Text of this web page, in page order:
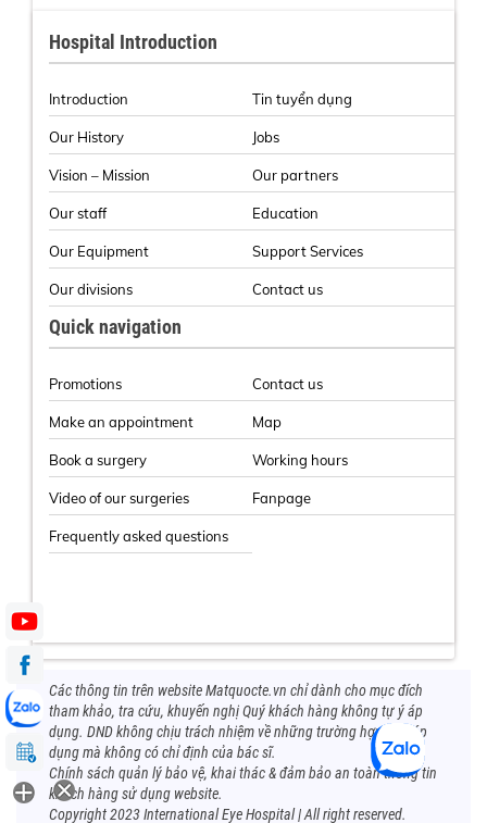
Hospital Introduction
Introduction
Our History
Vision – Mission
Our staff
Our Equipment
Our divisions
Tin tuyển dụng
Jobs
Our partners
Education
Support Services
Contact us
Quick navigation
Promotions
Make an appointment
Book a surgery
Video of our surgeries
Frequently asked questions
Contact us
Map
Working hours
Fanpage
Các thông tin trên website Matquocte.vn chỉ dành cho mục đích
tham khảo, tra cứu, khuyến nghị Quý khách hàng không tự ý áp
dụng. DND không chịu trách nhiệm về những trường hợp tự ý áp
dụng mà không có chỉ định của bác sĩ.
Chính sách quản lý bảo vệ, khai thác & đảm bảo an toàn thông tin
khách hàng sử dụng website.
Copyright 2023 International Eye Hospital | All right reserved.